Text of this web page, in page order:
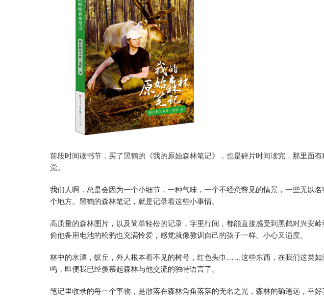
前段时间读书节，买了黑鹤的《我的原始森林笔记》，也是碎片时间读完，那里面
觉。
我们人啊，总是会因为一个小细节，一种气味，一个不经意瞥见的情景，一些无以
个地方。黑鹤的森林笔记，就是记录着这些小事情。
高质量的森林图片，以及简单轻松的记录，字里行间，都能直接感受到黑鹤对兴安
偷他备用电池的松鸦也充满怜爱，感觉就像教训自己的孩子一样。小心又适度。
林中的水潭，蚁丘，外人根本看不见的树号，红色头巾……这些东西，在我们这类
鸣，即便我已经羡慕起森林与他交流的独特语言了。
笔记里收录的每一个事物，是散落在森林角角落落的无名之光，森林的确遥远，幸好